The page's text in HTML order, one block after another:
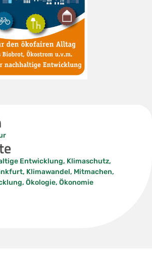
Entwicklung, Klimaschutz,
, Klimawandel, Mitmachen,
, Ökologie, Ökonomie